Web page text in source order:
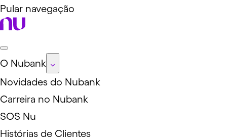
Pular navegação
O Nubank
Novidades do Nubank
Carreira no Nubank
SOS Nu
Histórias de Clientes